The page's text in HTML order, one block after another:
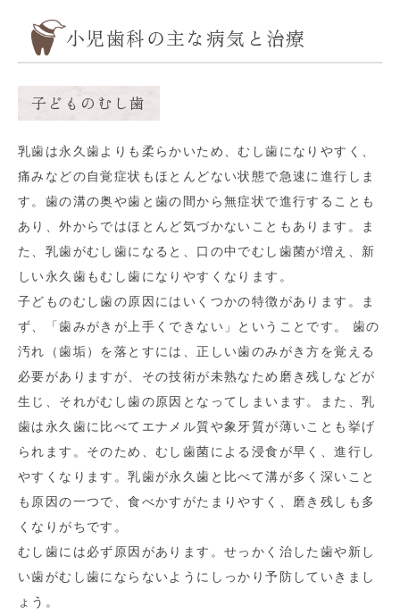
小児歯科の主な病気と治療
子どものむし歯
乳歯は永久歯よりも柔らかいため、むし歯になりやすく、
痛みなどの自覚症状もほとんどない状態で急速に進行しま
す。歯の溝の奥や歯と歯の間から無症状で進行することも
あり、外からではほとんど気づかないこともあります。ま
た、乳歯がむし歯になると、口の中でむし歯菌が増え、新
しい永久歯もむし歯になりやすくなります。
子どものむし歯の原因にはいくつかの特徴があります。ま
ず、「歯みがきが上手くできない」ということです。 歯の
汚れ（歯垢）を落とすには、正しい歯のみがき方を覚える
必要がありますが、その技術が未熟なため磨き残しなどが
生じ、それがむし歯の原因となってしまいます。また、乳
歯は永久歯に比べてエナメル質や象牙質が薄いことも挙げ
られます。そのため、むし歯菌による浸食が早く、進行し
やすくなります。乳歯が永久歯と比べて溝が多く深いこと
も原因の一つで、食べかすがたまりやすく、磨き残しも多
くなりがちです。
むし歯には必ず原因があります。せっかく治した歯や新し
い歯がむし歯にならないようにしっかり予防していきまし
ょう。